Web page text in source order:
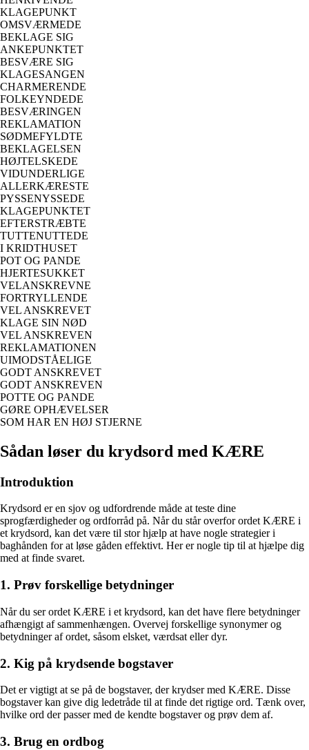
KLAGEPUNKT
OMSVÆRMEDE
BEKLAGE SIG
ANKEPUNKTET
BESVÆRE SIG
KLAGESANGEN
CHARMERENDE
FOLKEYNDEDE
BESVÆRINGEN
REKLAMATION
SØDMEFYLDTE
BEKLAGELSEN
HØJTELSKEDE
VIDUNDERLIGE
ALLERKÆRESTE
PYSSENYSSEDE
KLAGEPUNKTET
EFTERSTRÆBTE
TUTTENUTTEDE
I KRIDTHUSET
POT OG PANDE
HJERTESUKKET
VELANSKREVNE
FORTRYLLENDE
VEL ANSKREVET
KLAGE SIN NØD
VEL ANSKREVEN
REKLAMATIONEN
UIMODSTÅELIGE
GODT ANSKREVET
GODT ANSKREVEN
POTTE OG PANDE
GØRE OPHÆVELSER
SOM HAR EN HØJ STJERNE
Sådan løser du krydsord med KÆRE
Introduktion
Krydsord er en sjov og udfordrende måde at teste dine
sprogfærdigheder og ordforråd på. Når du står overfor ordet KÆRE i
et krydsord, kan det være til stor hjælp at have nogle strategier i
baghånden for at løse gåden effektivt. Her er nogle tip til at hjælpe dig
med at finde svaret.
1. Prøv forskellige betydninger
Når du ser ordet KÆRE i et krydsord, kan det have flere betydninger
afhængigt af sammenhængen. Overvej forskellige synonymer og
betydninger af ordet, såsom elsket, værdsat eller dyr.
2. Kig på krydsende bogstaver
Det er vigtigt at se på de bogstaver, der krydser med KÆRE. Disse
bogstaver kan give dig ledetråde til at finde det rigtige ord. Tænk over,
hvilke ord der passer med de kendte bogstaver og prøv dem af.
3. Brug en ordbog